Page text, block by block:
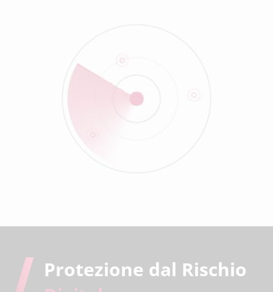
Protezione dal Rischio